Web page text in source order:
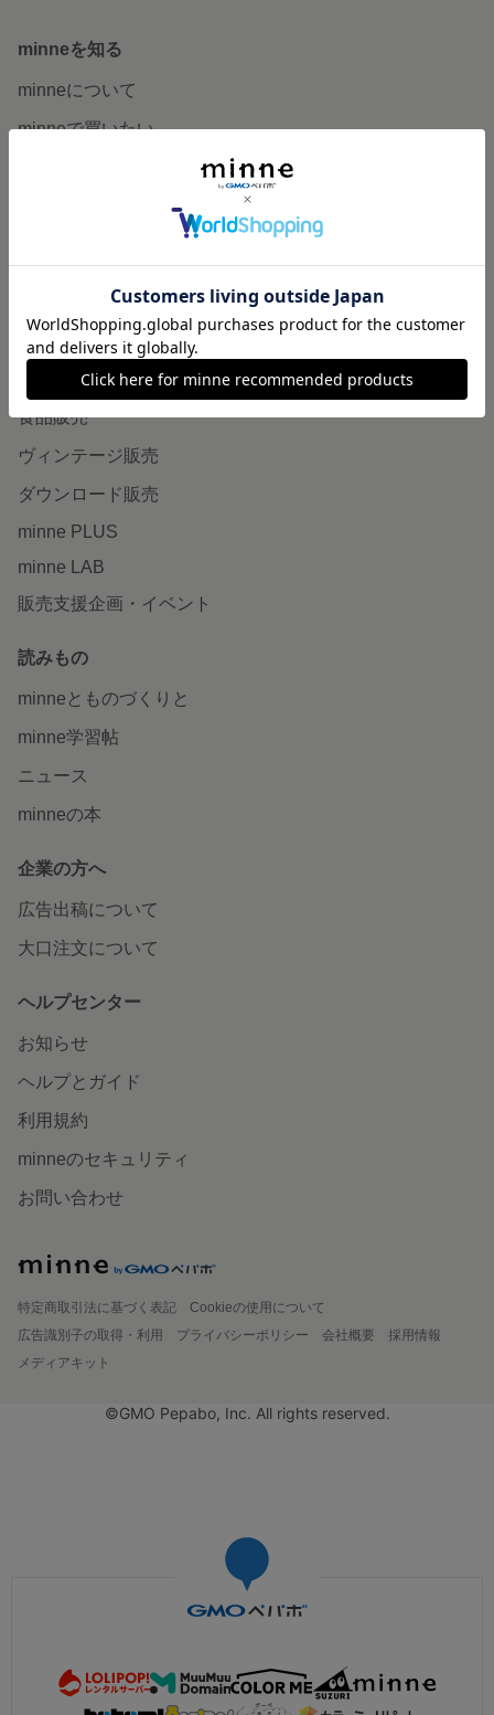
minneを知る
minneについて
minneで買いたい
作品販売について
minneで売りたい
食品販売
ヴィンテージ販売
ダウンロード販売
minne PLUS
minne LAB
販売支援企画・イベント
読みもの
minneとものづくりと
minne学習帖
ニュース
minneの本
企業の方へ
広告出稿について
大口注文について
ヘルプセンター
お知らせ
ヘルプとガイド
利用規約
minneのセキュリティ
お問い合わせ
特定商取引法に基づく表記
Cookieの使用について
広告識別子の取得・利用
プライバシーポリシー 会社概要
採用情報
メディアキット
©GMO Pepabo, Inc. All rights reserved.